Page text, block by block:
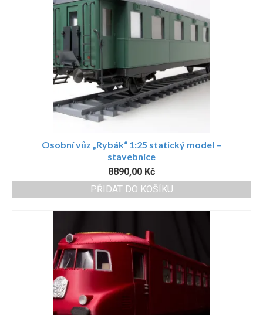
Osobní vůz „Rybák“ 1:25 statický model –
stavebnice
8890,00 Kč
PŘIDAT DO KOŠÍKU